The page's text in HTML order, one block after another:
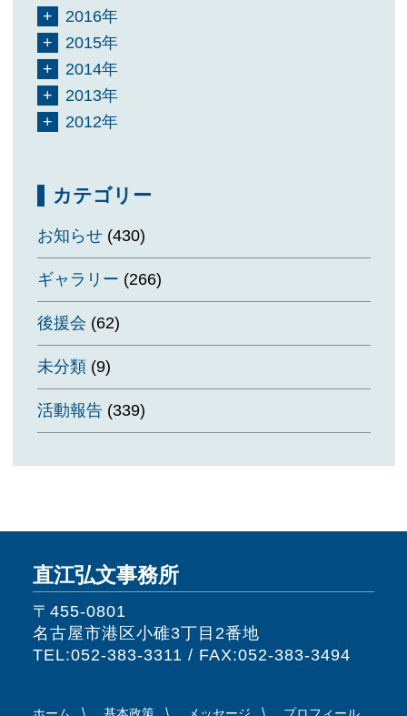
2016年
2015年
2014年
2013年
2012年
カテゴリー
お知らせ(430)
ギャラリー (266)
後援会 (62)
未分類(9)
活動報告(339)
直江弘文事務所
〒455-0801
名古屋市港区小碓3丁目2番地
TEL:052-383-3311 / FAX:052-383-3494
ホーム 基本政策 メッセージ プロフィール